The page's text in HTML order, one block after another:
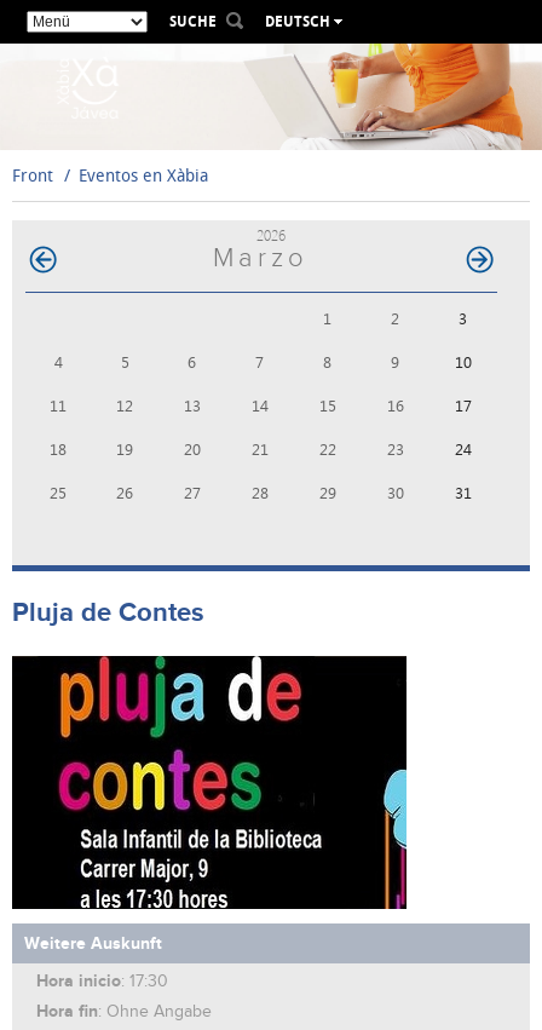
SUCHE
DEUTSCH
ESPAÑOL
VALENCIÀ
Front Eventos en Xàbia
2026
Marzo
1 2 3
4 5 6 7 8 9 10
11 12 13 14 15 16 17
18 19 20 21 22 23 24
25 26 27 28 29 30 31
Pluja de Contes
Weitere Auskunft
Hora inicio: 17:30
Hora fin: Ohne Angabe